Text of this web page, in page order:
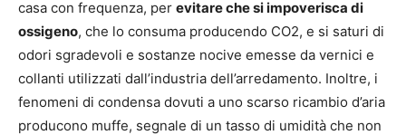
casa con frequenza, per evitare che si impoverisca di
ossigeno, che lo consuma producendo CO2, e si saturi di
odori sgradevoli e sostanze nocive emesse da vernici e
collanti utilizzati dall’industria dell’arredamento. Inoltre, i
fenomeni di condensa dovuti a uno scarso ricambio d’aria
producono muffe, segnale di un tasso di umidità che non